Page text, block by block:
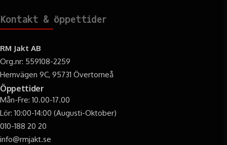
Kontakt & öppettider
RM Jakt AB
Org.nr: 559108-2259
Hemvägen 9C, 95731 Övertorneå
Öppettider
Mån-Fre: 10.00-17.00
Lör: 10:00-14:00 (Augusti-Oktober)
010-188 20 20
info@rmjakt.se